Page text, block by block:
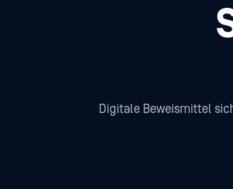
Digitale Beweismittel